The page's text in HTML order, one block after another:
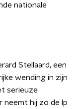
nationale
Stellaard, een
wending in zijn
serieuze
neemt hij zo de lp